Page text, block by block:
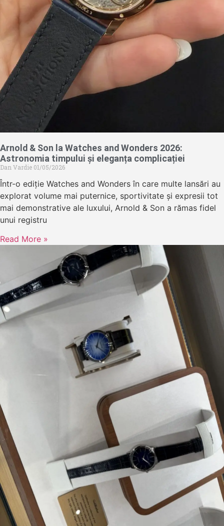
Arnold & Son la Watches and Wonders 2026:
Astronomia timpului și eleganța complicației
Dan Vardie 01/05/2026
Într-o ediție Watches and Wonders în care multe lansări au
explorat volume mai puternice, sportivitate și expresii tot
mai demonstrative ale luxului, Arnold & Son a rămas fidel
unui registru
Read More »